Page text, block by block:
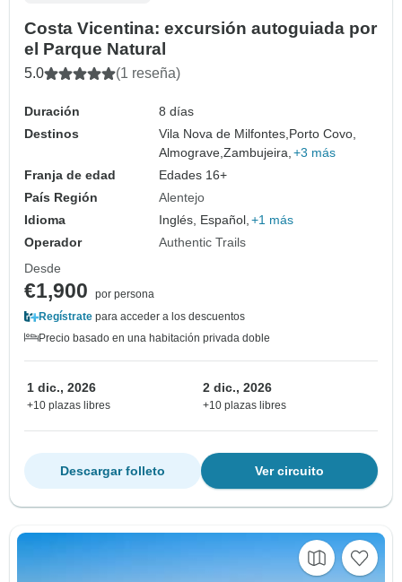
Costa Vicentina: excursión autoguiada por
el Parque Natural
5.0 (1 reseña)
Duración
8 días
Destinos
Vila Nova de Milfontes, Porto Covo,
Almograve,Zambujeira, +3 más
Franja de edad
Edades 16+
País Región
Alentejo
Idioma
Inglés, Español, +1 más
Operador
Authentic Trails
Desde
€1,900
por persona
Regístrate para acceder a los descuentos
Precio basado en una habitación privada doble
1 dic., 2026
+10 plazas libres
2 dic., 2026
+10 plazas libres
Ver circuito
Descargar folleto